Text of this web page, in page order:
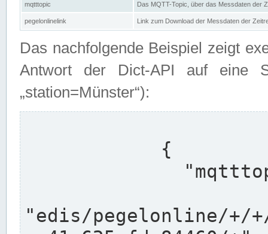
mqtttopic Das MQTT-Topic, über das Messdaten der
pegelonlinelink Link zum Download der Messdaten der
Das nachfolgende Beispiel zeigt
Antwort der Dict-API auf eine
„station=Münster“):
"edis/pegelonline/+/